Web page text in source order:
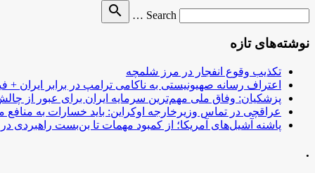
Search …
search
نوشته‌های تازه
تکذیب وقوع انفجار در مرز شلمچه
اعتراف رسانه صهیونیستی به ناکامی ترامپ در برابر ایران +
پزشکیان: وفاق ملی مهم‌ترین سرمایه ایران برای عبور از
عراقچی در تماس وزیرخارجه اوکراین: باید خسارات به منافع
پاشنه آشیل‌های آمریکا؛ از کمبود مهمات تا بن‌بست راهبردی در
.